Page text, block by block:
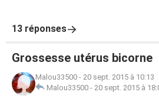
13 réponses
Grossesse utérus bicorne
Malou33500 - 20 sept. 2015 à 10:13
Malou33500 - 20 sept. 2015 à